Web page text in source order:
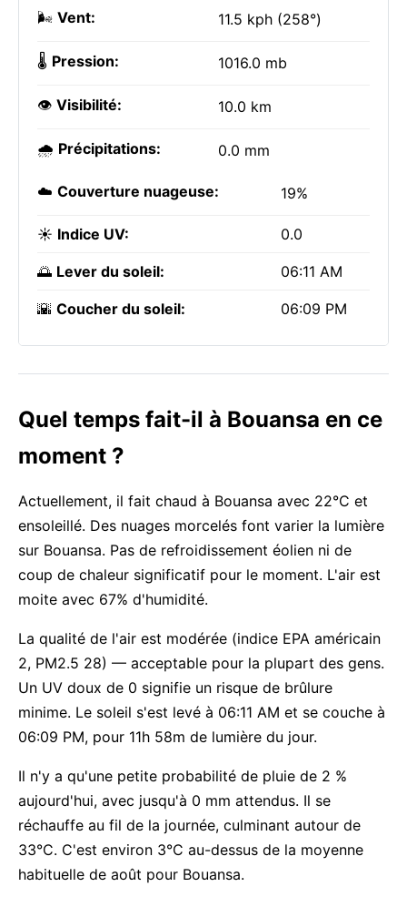
🌬️ Vent: 11.5 kph (258°)
🌡️ Pression: 1016.0 mb
👁️ Visibilité: 10.0 km
🌧️ Précipitations: 0.0 mm
☁️ Couverture nuageuse: 19%
☀️ Indice UV: 0.0
🌅 Lever du soleil: 06:11 AM
🌇 Coucher du soleil: 06:09 PM
Quel temps fait-il à Bouansa en ce
moment ?
Actuellement, il fait chaud à Bouansa avec 22°C et
ensoleillé. Des nuages morcelés font varier la lumière
sur Bouansa. Pas de refroidissement éolien ni de
coup de chaleur significatif pour le moment. L'air est
moite avec 67% d'humidité.
La qualité de l'air est modérée (indice EPA américain
2, PM2.5 28) — acceptable pour la plupart des gens.
Un UV doux de 0 signifie un risque de brûlure
minime. Le soleil s'est levé à 06:11 AM et se couche à
06:09 PM, pour 11h 58m de lumière du jour.
Il n'y a qu'une petite probabilité de pluie de 2 %
aujourd'hui, avec jusqu'à 0 mm attendus. Il se
réchauffe au fil de la journée, culminant autour de
33°C. C'est environ 3°C au-dessus de la moyenne
habituelle de août pour Bouansa.